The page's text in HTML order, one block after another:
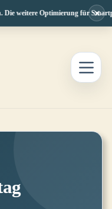
weitere Optimierung für ×